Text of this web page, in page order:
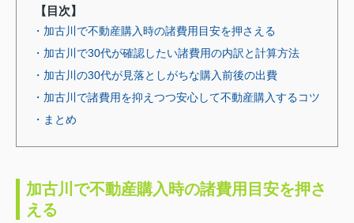
【目次】
・加古川で不動産購入時の諸費用目安を押さえる
・加古川で30代が確認したい諸費用の内訳と計算方法
・加古川の30代が見落としがちな購入前後の出費
・加古川で諸費用を抑えつつ安心して不動産購入するコツ
・まとめ
加古川で不動産購入時の諸費用目安を押さ
える